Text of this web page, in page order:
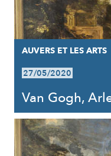
AUVERS ET LES ARTS
27/05/2020
Van Gogh,